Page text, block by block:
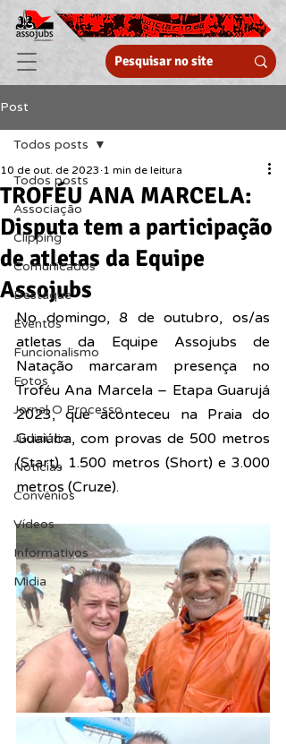
Post
Todos posts
Associação
Clipping
Comunicados
Destaque
Eventos
Funcionalismo
Fotos
Jornal O Processo
Judiciário
Notícias
Convênios
Vídeos
Informativos
Midia
Todos posts
TROFÉU ANA MARCELA:
Disputa tem a participação
de atletas da Equipe
Assojubs
10 de out. de 2023 1 min de leitura
No domingo, 8 de outubro, os/as
atletas da Equipe Assojubs de
Natação marcaram presença no
Troféu Ana Marcela – Etapa Guarujá
2023, que aconteceu na Praia do
Guaiúba, com provas de 500 metros
(Start), 1.500 metros (Short) e 3.000
metros (Cruze).